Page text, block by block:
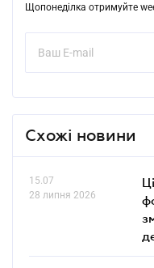
Щопонеділка отримуйте
Схожі новини
15.07
28 липня 2026